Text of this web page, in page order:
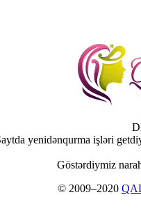
yenidənqurma işləri
Göstərdiymiz
© 2009–2020